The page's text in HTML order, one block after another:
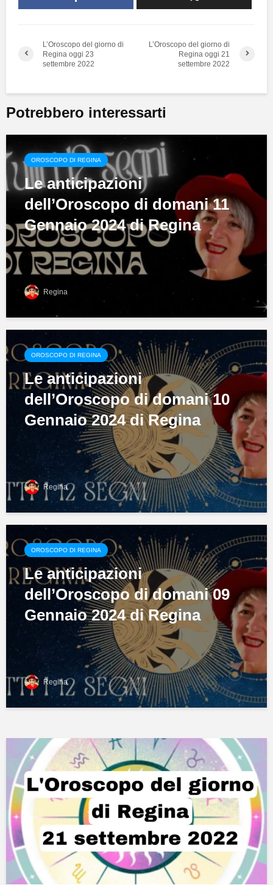
L’Oroscopo del giorno di
Regina oggi 23
settembre 2022
L’Oroscopo del giorno di
Regina oggi 21
settembre 2022
Potrebbero interessarti
OROSCOPO DI REGINA
Le anticipazioni
dell’Oroscopo di domani 11
Gennaio 2024 di Regina
Regina
OROSCOPO DI REGINA
Le anticipazioni
dell’Oroscopo di domani 10
Gennaio 2024 di Regina
Regina
OROSCOPO DI REGINA
Le anticipazioni
dell’Oroscopo di domani 09
Gennaio 2024 di Regina
Regina